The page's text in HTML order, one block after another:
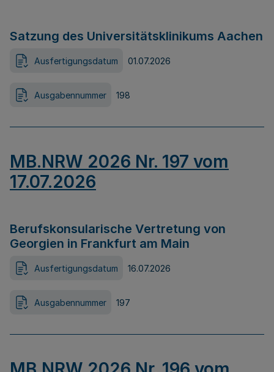
Satzung des Universitätsklinikums Aachen
Ausfertigungsdatum 01.07.2026
Ausgabennummer 198
MB.NRW 2026 Nr. 197 vom
17.07.2026
Berufskonsularische Vertretung von
Georgien in Frankfurt am Main
Ausfertigungsdatum 16.07.2026
Ausgabennummer 197